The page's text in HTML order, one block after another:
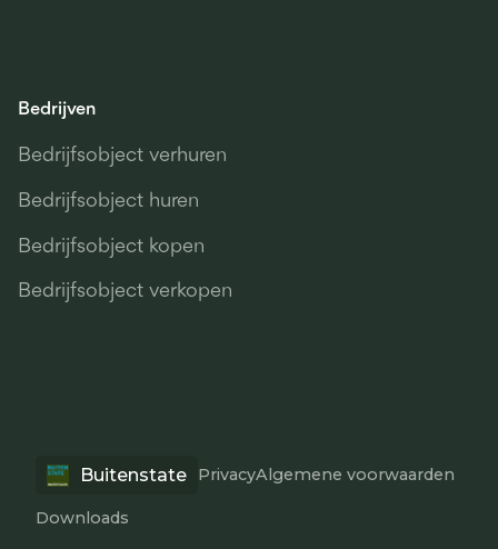
Bedrijven
Bedrijfsobject verhuren
Bedrijfsobject huren
Bedrijfsobject kopen
Bedrijfsobject verkopen
Buitenstate PrivacyAlgemene voorwaarden
Downloads